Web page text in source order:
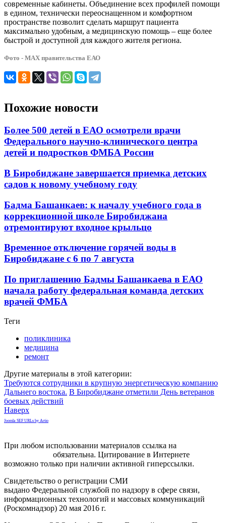
современные кабинеты. Объединение всех профилей помощи
в едином, технически переоснащенном и комфортном
пространстве позволит сделать маршрут пациента
максимально удобным, а медицинскую помощь – еще более
быстрой и доступной для каждого жителя региона.
Фото - МАХ правительства ЕАО
Похожие новости
Более 500 детей в ЕАО осмотрели врачи
Федерального научно-клинического центра
детей и подростков ФМБА России
В Биробиджане завершается приемка детских
садов к новому учебному году
Бадма Башанкаев: к началу учебного года в
коррекционной школе Биробиджана
отремонтируют входное крыльцо
Временное отключение горячей воды в
Биробиджане с 6 по 7 августа
По приглашению Бадмы Башанкаева в ЕАО
начала работу федеральная команда детских
врачей ФМБА
Теги
поликлиника
медицина
ремонт
Другие материалы в этой категории:
Требуются сотрудники в крупную энергетическую компанию
Дальнего востока. В Биробиджане отметили День ветеранов
боевых действий
Наверх
Joomla SEF URLs by Artio
При любом использовании материалов ссылка на
обязательна. Цитирование в Интернете
возможно только при наличии активной гиперссылки.
Свидетельство о регистрации СМИ
выдано Федеральной службой по надзору в сфере связи,
информационных технологий и массовых коммуникаций
(Роскомнадзор) 20 мая 2016 г.